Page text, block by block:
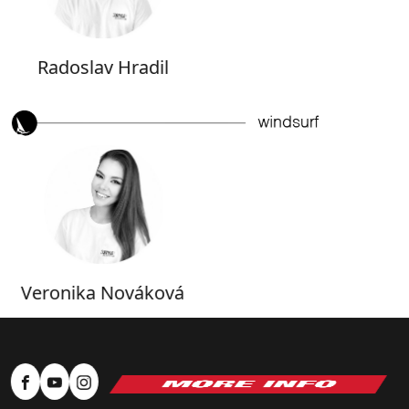
Radoslav Hradil
Veronika Nováková